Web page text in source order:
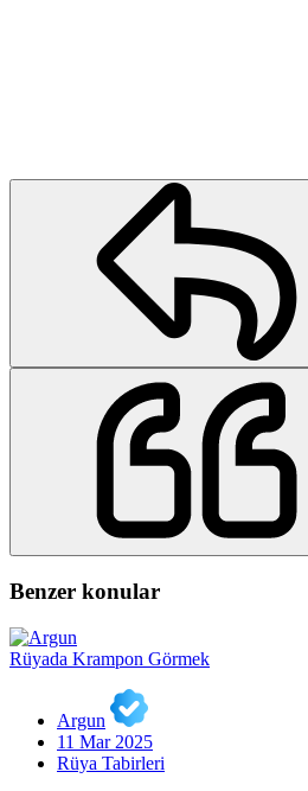
Benzer konular
Rüyada Krampon Görmek
Argun
11 Mar 2025
Rüya Tabirleri